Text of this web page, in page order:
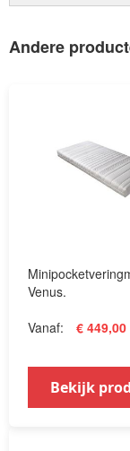
Andere
Venus.
Vanaf
€ 449,00
Bekijk